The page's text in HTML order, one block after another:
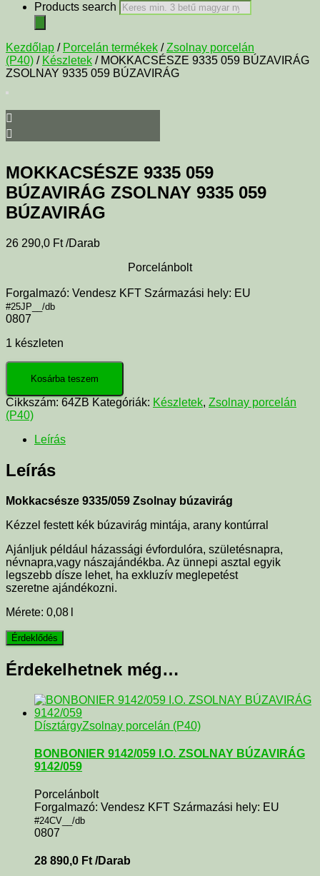
Products search
Kezdőlap / Porcelán termékek /Zsolnay porcelán
(P40) / Készletek / MOKKACSÉSZE 9335 059 BÚZAVIRÁG
ZSOLNAY 9335 059 BÚZAVIRÁG
MOKKACSÉSZE 9335 059
BÚZAVIRÁG ZSOLNAY 9335 059
BÚZAVIRÁG
26 290,0 Ft /Darab
Porcelánbolt
Forgalmazó: Vendesz KFT Származási hely: EU
#25JP__/db
0807
1 készleten
Kosárba teszem
Cikkszám: 64ZB Kategóriák: Készletek, Zsolnay porcelán
(P40)
Leírás
Leírás
Mokkacsésze 9335/059 Zsolnay búzavirág
Kézzel festett kék búzavirág mintája, arany kontúrral
Ajánljuk például házassági évfordulóra, születésnapra,
névnapra,vagy nászajándékba. Az ünnepi asztal egyik
legszebb dísze lehet, ha exkluzív meglepetést
szeretne ajándékozni.
Mérete: 0,08 l
Érdekelhetnek még…
DísztárgyZsolnay porcelán (P40)
BONBONIER 9142/059 I.O. ZSOLNAY BÚZAVIRÁG
9142/059
Porcelánbolt
Forgalmazó: Vendesz KFT Származási hely: EU
#24CV__/db
0807
28 890,0 Ft /Darab